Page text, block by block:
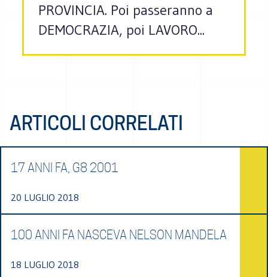
PROVINCIA. Poi passeranno a
DEMOCRAZIA, poi LAVORO...
ARTICOLI CORRELATI
17 ANNI FA, G8 2001
20 LUGLIO 2018
100 ANNI FA NASCEVA NELSON MANDELA
18 LUGLIO 2018